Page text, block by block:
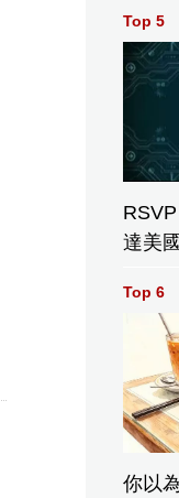
Top 5
達美
Top 6
你以